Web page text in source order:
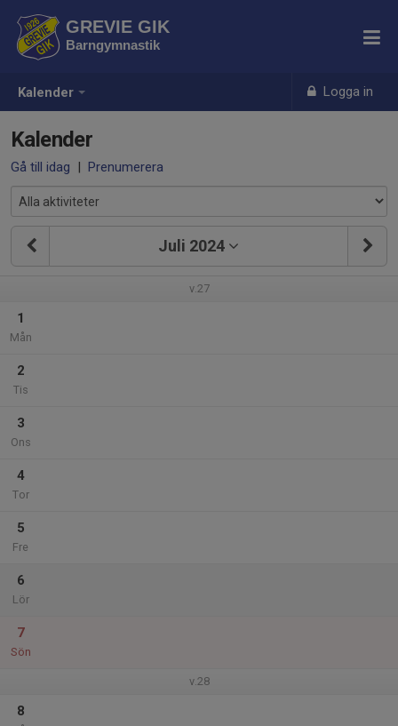
Kalender Logga in
GREVIE GIK
Barngymnastik
Kalender
Gå till idag | Prenumerera
Juli 2024
v.27
1
Mån
2
Tis
3
Ons
4
Tor
5
Fre
6
Lör
7
Sön
v.28
8